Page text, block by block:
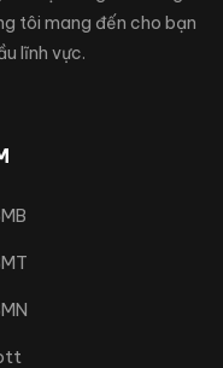
tôi mang đến cho bạn
lĩnh vực.